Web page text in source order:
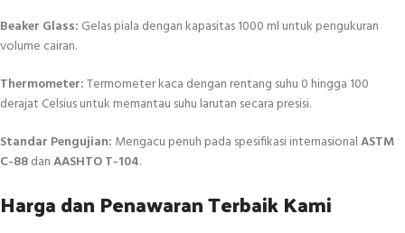
Beaker Glass: Gelas piala dengan kapasitas 1000 ml untuk pengukuran
volume cairan.
Thermometer:Termometer kaca dengan rentang suhu 0 hingga 100
derajat Celsius untuk memantau suhu larutan secara presisi.
Standar Pengujian: Mengacu penuh pada spesifikasi internasionalASTM
C-88danAASHTO T-104.
Harga dan Penawaran Terbaik Kami